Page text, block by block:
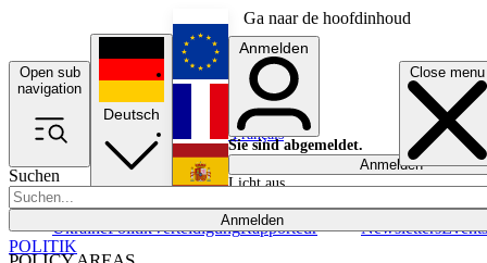
Ga naar de hoofdinhoud
Open sub
navigation
Close menu
Suchen
Anmelden
UkrainePolitikVerteidigungRapporteur NewslettersEvents
Deutsch
English
Français
Anmelden
Sie sind abgemeldet.
Anmelden
Licht aus
POLITIK